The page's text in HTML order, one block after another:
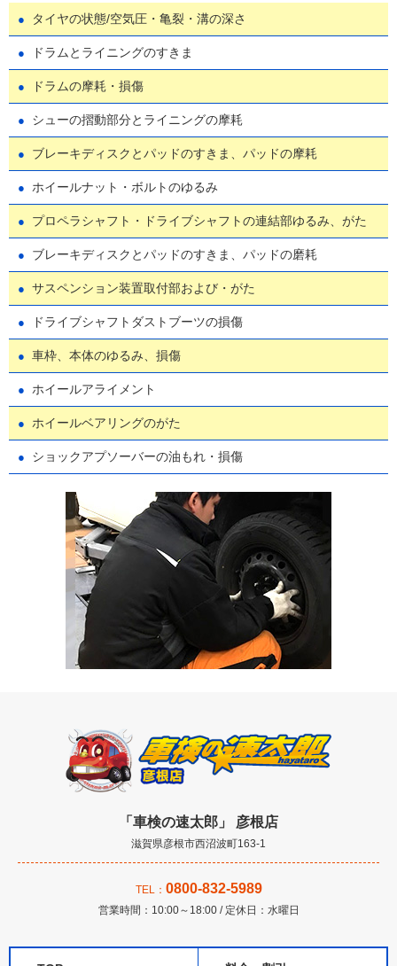
タイヤの状態/空気圧・亀裂・溝の深さ
ドラムとライニングのすきま
ドラムの摩耗・損傷
シューの摺動部分とライニングの摩耗
ブレーキディスクとパッドのすきま、パッドの摩耗
ホイールナット・ボルトのゆるみ
プロペラシャフト・ドライブシャフトの連結部ゆるみ、がた
ブレーキディスクとパッドのすきま、パッドの磨耗
サスペンション装置取付部および・がた
ドライブシャフトダストブーツの損傷
車枠、本体のゆるみ、損傷
ホイールアライメント
ホイールベアリングのがた
ショックアプソーバーの油もれ・損傷
「車検の速太郎」 彦根店
滋賀県彦根市西沼波町163-1
TEL： 0800-832-5989
営業時間：10:00～18:00 / 定休日：水曜日